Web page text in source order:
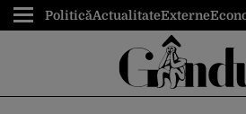
PoliticăActualitateExterne